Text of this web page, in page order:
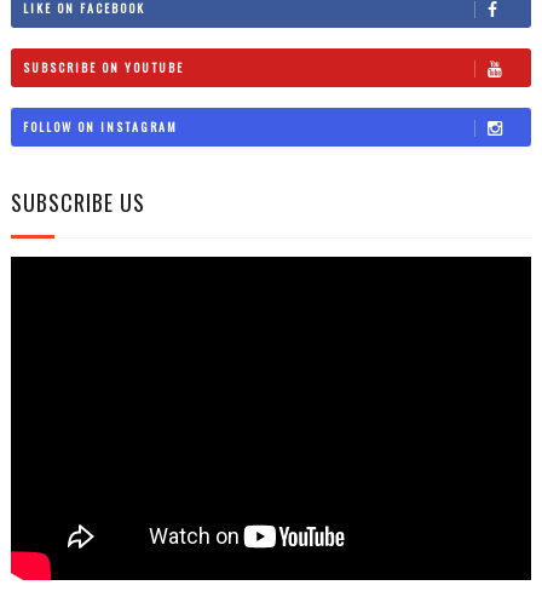
LIKE ON FACEBOOK
SUBSCRIBE ON YOUTUBE
FOLLOW ON INSTAGRAM
SUBSCRIBE US